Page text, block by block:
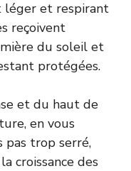
léger et respirant
reçoivent
du soleil et
protégées.
et du haut de
en vous
pas trop serré,
croissance des